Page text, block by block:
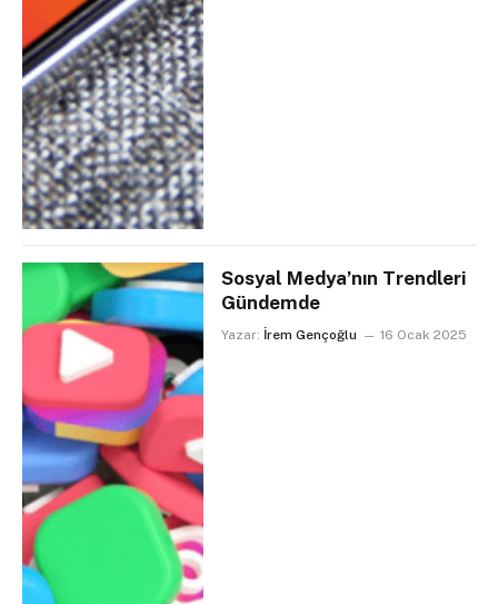
Sosyal Medya’nın Trendleri
Gündemde
Yazar: İrem Gençoğlu 16 Ocak 2025